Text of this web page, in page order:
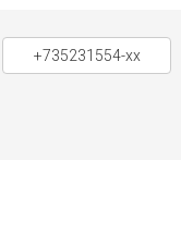
+735231554-xx